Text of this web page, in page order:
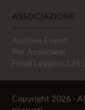
ASSOCIAZIONE
Archivio Eventi
Per Associarsi
Fondi Legge n.124
Copyright 2026 -